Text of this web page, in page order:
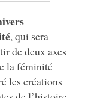
, qui sera
de deux axes
la féminité
les créations